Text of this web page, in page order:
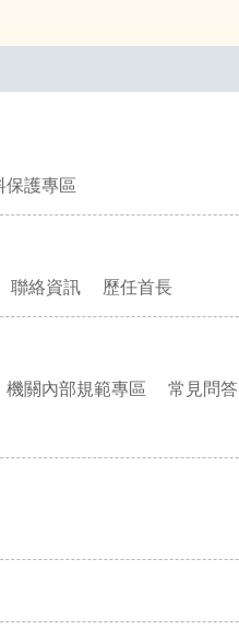
保護專區
聯絡資訊 歷任首長
機關內部規範專區 常見問答